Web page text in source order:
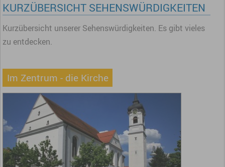
KURZÜBERSICHT SEHENSWÜRDIGKEITEN
Kurzübersicht unserer Sehenswürdigkeiten. Es gibt vieles
zu entdecken.
Im Zentrum - die Kirche